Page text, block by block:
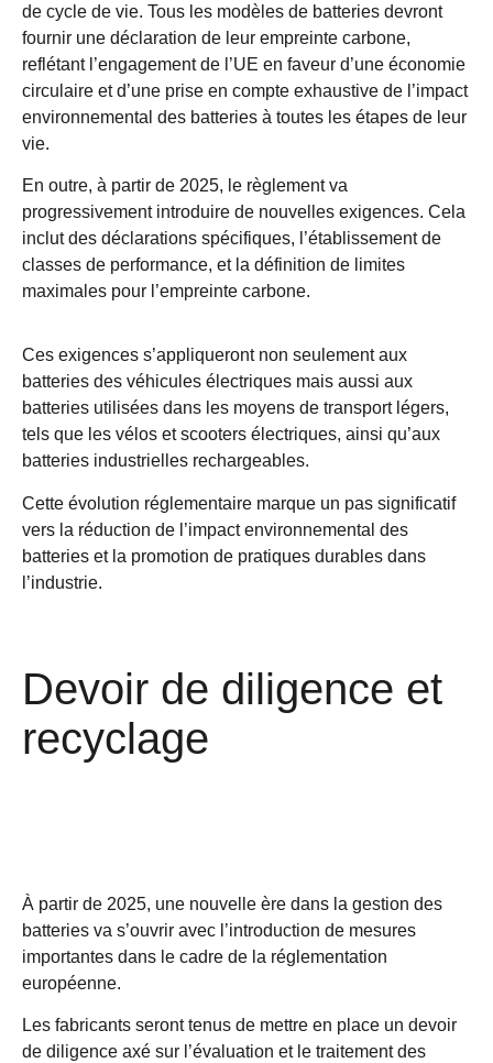
de cycle de vie. Tous les modèles de batteries devront
fournir une déclaration de leur empreinte carbone,
reflétant l’engagement de l’UE en faveur d’une économie
circulaire et d’une prise en compte exhaustive de l’impact
environnemental des batteries à toutes les étapes de leur
vie.
En outre, à partir de 2025, le règlement va
progressivement introduire de nouvelles exigences. Cela
inclut des déclarations spécifiques, l’établissement de
classes de performance, et la définition de limites
maximales pour l’empreinte carbone.
Ces exigences s’appliqueront non seulement aux
batteries des véhicules électriques mais aussi aux
batteries utilisées dans les moyens de transport légers,
tels que les vélos et scooters électriques, ainsi qu’aux
batteries industrielles rechargeables.
Cette évolution réglementaire marque un pas significatif
vers la réduction de l’impact environnemental des
batteries et la promotion de pratiques durables dans
l’industrie.
Devoir de diligence et
recyclage
À partir de 2025, une nouvelle ère dans la gestion des
batteries va s’ouvrir avec l’introduction de mesures
importantes dans le cadre de la réglementation
européenne.
Les fabricants seront tenus de mettre en place un devoir
de diligence axé sur l’évaluation et le traitement des